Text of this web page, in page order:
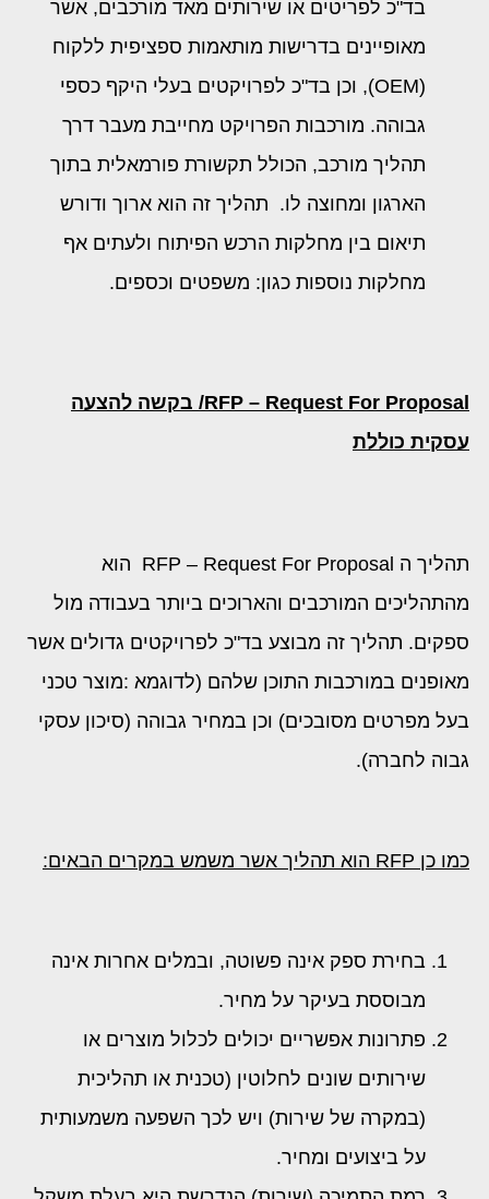
בד"כ לפריטים או שירותים מאד מורכבים, אשר
מאופיינים בדרישות מותאמות ספציפית ללקוח
(OEM), וכן בד"כ לפרויקטים בעלי היקף כספי
גבוהה. מורכבות הפרויקט מחייבת מעבר דרך
תהליך מורכב, הכולל תקשורת פורמאלית בתוך
הארגון ומחוצה לו. תהליך זה הוא ארוך ודורש
תיאום בין מחלקות הרכש הפיתוח ולעתים אף
מחלקות נוספות כגון: משפטים וכספים.
RFP – Request For Proposal/ בקשה להצעה
עסקית כוללת
תהליך ה RFP – Request For Proposal הוא
מהתהליכים המורכבים והארוכים ביותר בעבודה מול
ספקים. תהליך זה מבוצע בד"כ לפרויקטים גדולים אשר
מאופנים במורכבות התוכן שלהם (לדוגמא :מוצר טכני
בעל מפרטים מסובכים) וכן במחיר גבוהה (סיכון עסקי
גבוה לחברה).
כמו כן RFP הוא תהליך אשר משמש במקרים הבאים:
בחירת ספק אינה פשוטה, ובמלים אחרות אינה
מבוססת בעיקר על מחיר.
פתרונות אפשריים יכולים לכלול מוצרים או
שירותים שונים לחלוטין (טכנית או תהליכית
(במקרה של שירות) ויש לכך השפעה משמעותית
על ביצועים ומחיר.